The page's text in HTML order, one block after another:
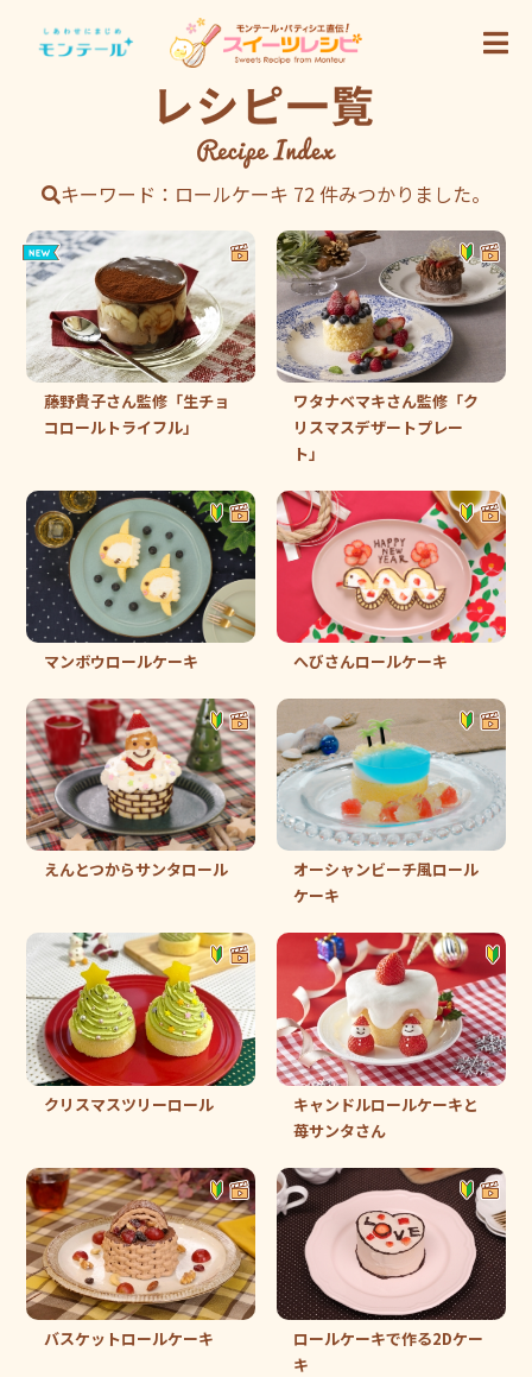
キーワード：ロールケーキ 72 件みつかりました。
藤野貴子さん監修「生チョ
コロールトライフル」
ワタナベマキさん監修「ク
リスマスデザートプレー
ト」
マンボウロールケーキ へびさんロールケーキ
えんとつからサンタロール
オーシャンビーチ風ロール
ケーキ
クリスマスツリーロール
キャンドルロールケーキと
苺サンタさん
バスケットロールケーキ
ロールケーキで作る2Dケー
キ